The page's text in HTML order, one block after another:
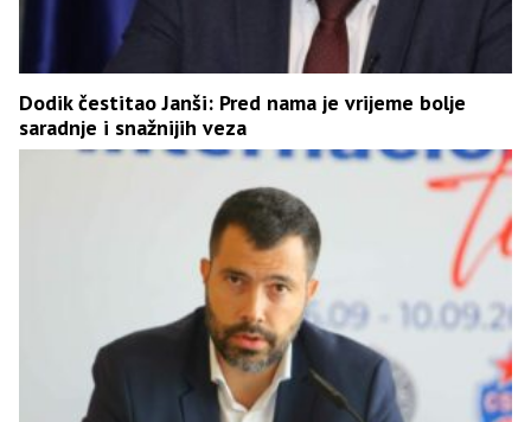
Dodik čestitao Janši: Pred nama je vrijeme bolje
saradnje i snažnijih veza